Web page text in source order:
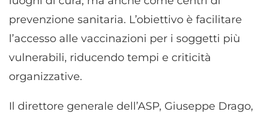
prevenzione sanitaria. L’obiettivo è facilitare
l’accesso alle vaccinazioni per i soggetti più
vulnerabili, riducendo tempi e criticità
organizzative.
Il direttore generale dell’ASP, Giuseppe Drago,